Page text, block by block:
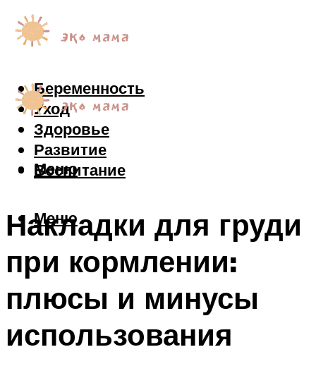
Беременность
Уход
Здоровье
Развитие
Воспитание
Меню
Меню
Накладки для груди
при кормлении:
плюсы и минусы
использования